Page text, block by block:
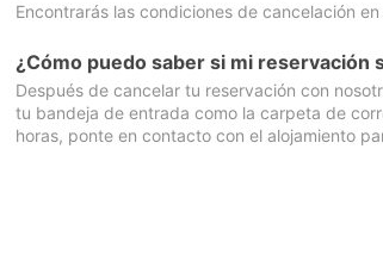
Encontrarás las condiciones de cancelación
¿Cómo puedo saber si mi reservación
Después de cancelar tu reservación con
tu bandeja de entrada como la carpeta de
horas, ponte en contacto con el alojamiento